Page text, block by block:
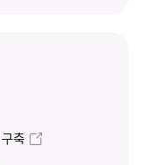
축